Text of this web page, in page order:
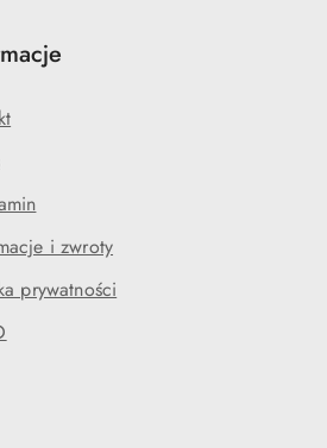
i zwroty
prywatności